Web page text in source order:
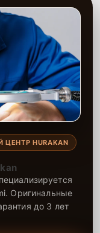
HURAKAN
Оригинальные
до 3 лет